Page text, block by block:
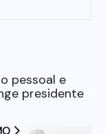
pessoal e
presidente